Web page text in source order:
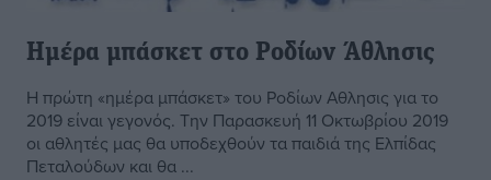
Ημέρα μπάσκετ στο Ροδίων Άθλησις
Η πρώτη «ημέρα μπάσκετ» του Ροδίων Αθλησις για το
2019 είναι γεγονός. Την Παρασκευή 11 Οκτωβρίου 2019
οι αθλητές μας θα υποδεχθούν τα παιδιά της Ελπίδας
Πεταλούδων και θα ...